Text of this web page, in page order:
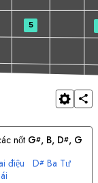
5
nốt G#, B, D#, G
điệu D# Ba Tư